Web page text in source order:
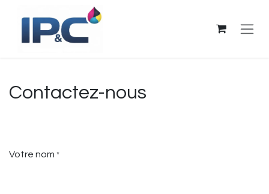
Se rendre au contenu
Contactez-nous
Votre nom *